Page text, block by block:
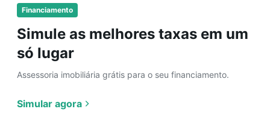
Financiamento
Simule as melhores taxas em um
só lugar
Assessoria imobiliária grátis para o seu financiamento.
Simular agora